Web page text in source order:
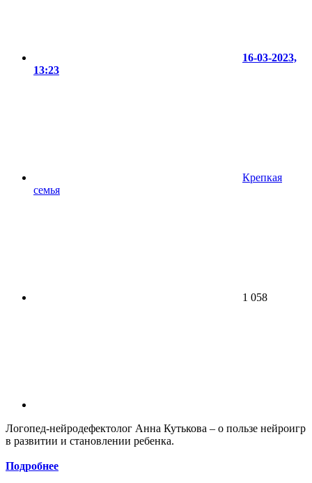
16-03-2023,
13:23
Крепкая
семья
1 058
Логопед-нейродефектолог Анна Кутькова – о пользе нейроигр
в развитии и становлении ребенка.
Подробнее